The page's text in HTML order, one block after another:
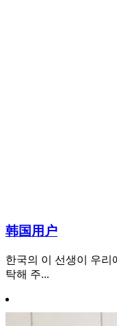
韩国用户
한국의 이 선생이 우리
탁해 주...